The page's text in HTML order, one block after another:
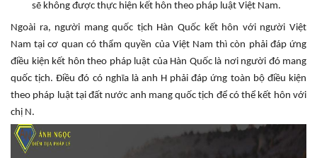
sẽ không được thực hiện kết hôn theo pháp luật Việt Nam.
Ngoài ra, người mang quốc tịch Hàn Quốc kết hôn với người Việt
Nam tại cơ quan có thẩm quyền của Việt Nam thì còn phải đáp ứng
điều kiện kết hôn theo pháp luật của Hàn Quốc là nơi người đó mang
quốc tịch. Điều đó có nghĩa là anh H phải đáp ứng toàn bộ điều kiện
theo pháp luật tại đất nước anh mang quốc tịch để có thể kết hôn với
chị N.